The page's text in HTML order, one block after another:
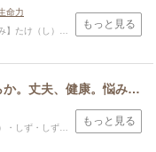
命力
たて・たる・つよ・つよし・とし・まさる・やす
もっと見る
すこやか、やすい、やすらか。丈夫、健康。悩みのない穏やかな心の状態であること、やすい。やすらかになる、安心する、やすんずる。和らぐ、楽しむ、楽しい。
・やす・やすし・よし
もっと見る